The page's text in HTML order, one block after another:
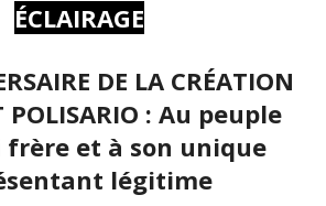
ÉCLAIRAGE
DE LA CRÉATION
POLISARIO : Au peuple
frère et à son unique
légitime